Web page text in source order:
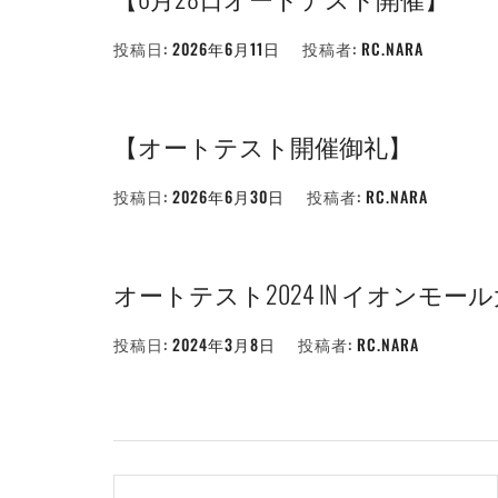
投稿日: 2026年6月11日 投稿者: RC.NARA
【オートテスト開催御礼】
投稿日: 2026年6月30日 投稿者: RC.NARA
オートテスト2024 IN イオンモー
投稿日: 2024年3月8日 投稿者: RC.NARA